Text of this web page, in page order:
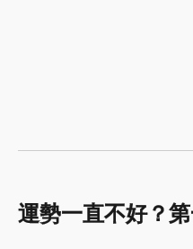
運勢一直不好？